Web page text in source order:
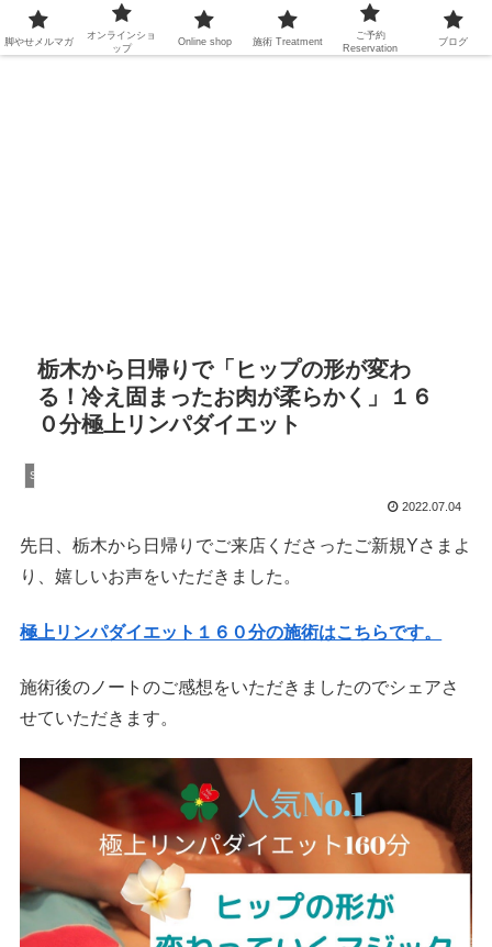
栃木から日帰りで「ヒップの形が変わ
る！冷え固まったお肉が柔らかく」１６
０分極上リンパダイエット
Spa
2022.07.04
先日、栃木から日帰りでご来店くださったご新規Yさまよ
り、嬉しいお声をいただきました。
極上リンパダイエット１６０分の施術はこちらです。
施術後のノートのご感想をいただきましたのでシェアさ
せていただきます。
脚やせメルマガ
オンラインショ
ップ
Online shop 施術Treatment
ご予約
Reservation
ブログ